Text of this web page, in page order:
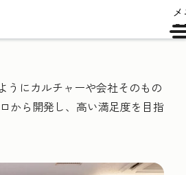
うにカルチャーや会社そのもの
から開発し、高い満足度を目指